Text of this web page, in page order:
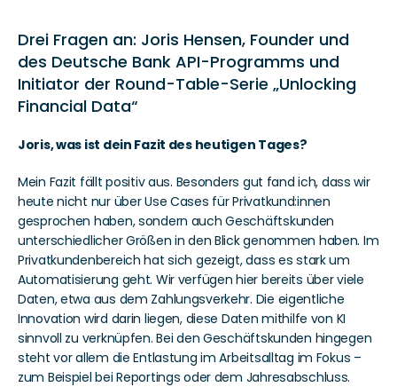
Drei Fragen an: Joris Hensen, Founder und
des Deutsche Bank API-Programms und
Initiator der Round-Table-Serie „Unlocking
Financial Data“
Joris, was ist dein Fazit des heutigen Tages?
Mein Fazit fällt positiv aus. Besonders gut fand ich, dass wir
heute nicht nur über Use Cases für Privatkund:innen
gesprochen haben, sondern auch Geschäftskunden
unterschiedlicher Größen in den Blick genommen haben. Im
Privatkundenbereich hat sich gezeigt, dass es stark um
Automatisierung geht. Wir verfügen hier bereits über viele
Daten, etwa aus dem Zahlungsverkehr. Die eigentliche
Innovation wird darin liegen, diese Daten mithilfe von KI
sinnvoll zu verknüpfen. Bei den Geschäftskunden hingegen
steht vor allem die Entlastung im Arbeitsalltag im Fokus –
zum Beispiel bei Reportings oder dem Jahresabschluss.